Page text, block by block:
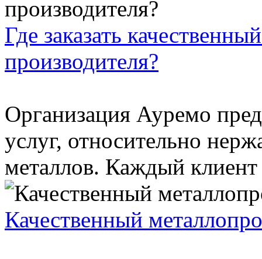
Где заказать
производителя?
Организация Ауремо
услуг, относительно
металлов. Каждый
Качественный